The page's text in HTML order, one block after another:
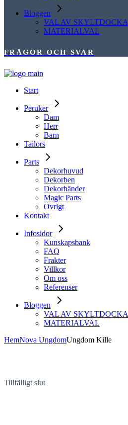
Bloggen
VAL AV SKYLTDOCKA
MATERIALVAL
FRÅGOR OCH SVAR
Start
Peruker
Dam
Herr
Barn
Tailors
Parts
Dekorhuvud
Dekorben
Dekorhänder
Magic Parts
Övrigt
Kontakt
Infosidor
Kunskapsbank
FAQ
Frakter
Villkor
Om oss
Referenser
Bloggen
VAL AV SKYLTDOCKA
MATERIALVAL
HemNova UngdomUngdom Kille
Tillfälligt slut